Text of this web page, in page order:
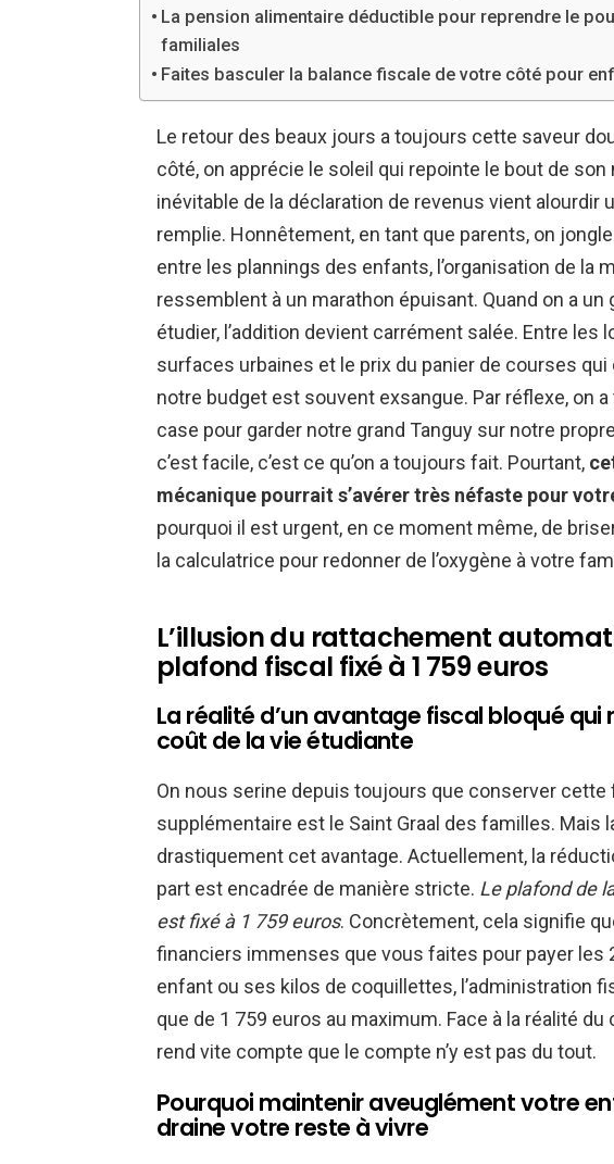
La pension alimentaire déductible pour reprendre le
familiales
Faites basculer la balance fiscale de votre côté pour
Le retour des beaux jours a toujours cette saveur
côté, on apprécie le soleil qui repointe le bout de son
inévitable de la déclaration de revenus vient alourdir
remplie. Honnêtement, en tant que parents, on
entre les plannings des enfants, l’organisation de la
ressemblent à un marathon épuisant. Quand on a un
étudier, l’addition devient carrément salée. Entre
surfaces urbaines et le prix du panier de courses
notre budget est souvent exsangue. Par réflexe, on
case pour garder notre grand Tanguy sur notre
c’est facile, c’est ce qu’on a toujours fait. Pourtant,
mécanique pourrait s’avérer très néfaste pour
pourquoi il est urgent, en ce moment même, de
la calculatrice pour redonner de l’oxygène à votre
L’illusion du rattachement
plafond fiscal fixé à 1 759 euros
La réalité d’un avantage fiscal bloqué qui
coût de la vie étudiante
On nous serine depuis toujours que conserver
supplémentaire est le Saint Graal des familles. Mais
drastiquement cet avantage. Actuellement, la
part est encadrée de manière stricte. Le plafond de
est fixé à 1 759 euros. Concrètement, cela signifie
financiers immenses que vous faites pour payer les
enfant ou ses kilos de coquillettes, l’administration
que de 1 759 euros au maximum. Face à la réalité
rend vite compte que le compte n’y est pas du tout.
Pourquoi maintenir aveuglément votre
draine votre reste à vivre